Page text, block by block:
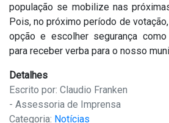
população se mobilize nas
Pois, no próximo período de
opção e escolher segurança
para receber verba para o nosso
Detalhes
Escrito por: Claudio Franken
- Assessoria de Imprensa
Categoria: Notícias